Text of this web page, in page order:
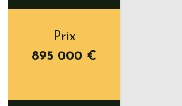
Prix
895 000 €